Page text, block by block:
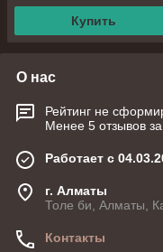
Купить
О нас
Рейтинг не
Менее 5 отзывов
Работает с
г. Алматы
Толе би, Алматы,
Контакты